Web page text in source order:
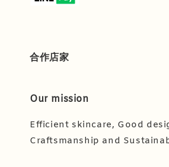
合作店家
Our mission
Efficient skincare, Good
Craftsmanship and